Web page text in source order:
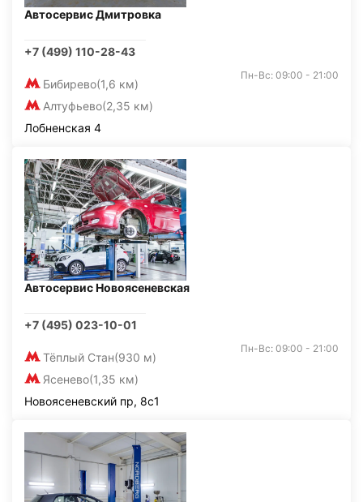
Автосервис Дмитровка
+7 (499) 110-28-43
Бибирево(1,6 км)
Алтуфьево(2,35 км)
Пн-Вс: 09:00 - 21:00
Лобненская 4
Автосервис Новоясеневская
+7 (495) 023-10-01
Тёплый Стан(930 м)
Ясенево(1,35 км)
Пн-Вс: 09:00 - 21:00
Новоясеневский пр, 8с1